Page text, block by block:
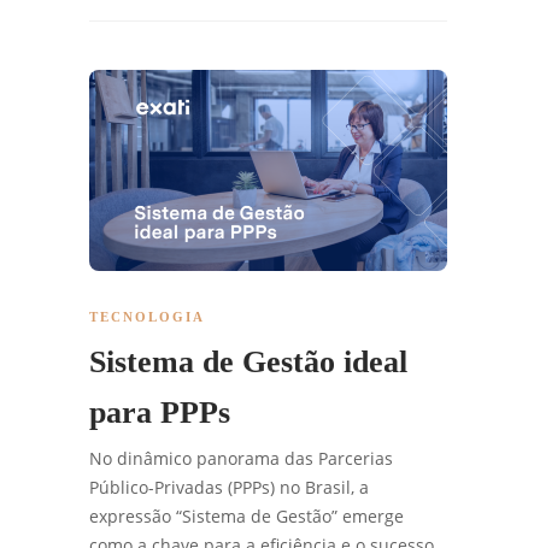
TECNOLOGIA
Sistema de Gestão ideal
para PPPs
No dinâmico panorama das Parcerias
Público-Privadas (PPPs) no Brasil, a
expressão “Sistema de Gestão” emerge